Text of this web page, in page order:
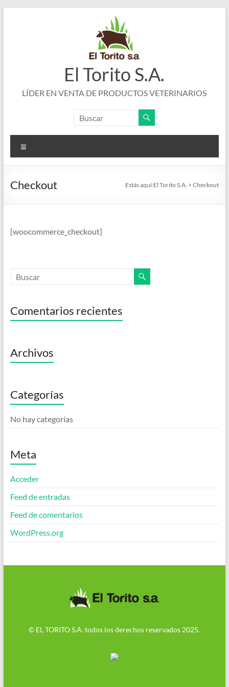
El Torito S.A.
LÍDER EN VENTA DE PRODUCTOS VETERINARIOS
Checkout Estás aquí:El Torito S.A. >Checkout
[woocommerce_checkout]
Comentarios recientes
Archivos
Categorías
No hay categorías
Meta
Acceder
Feed de entradas
Feed de comentarios
WordPress.org
© EL TORITO S.A. todos los derechos reservados 2025.